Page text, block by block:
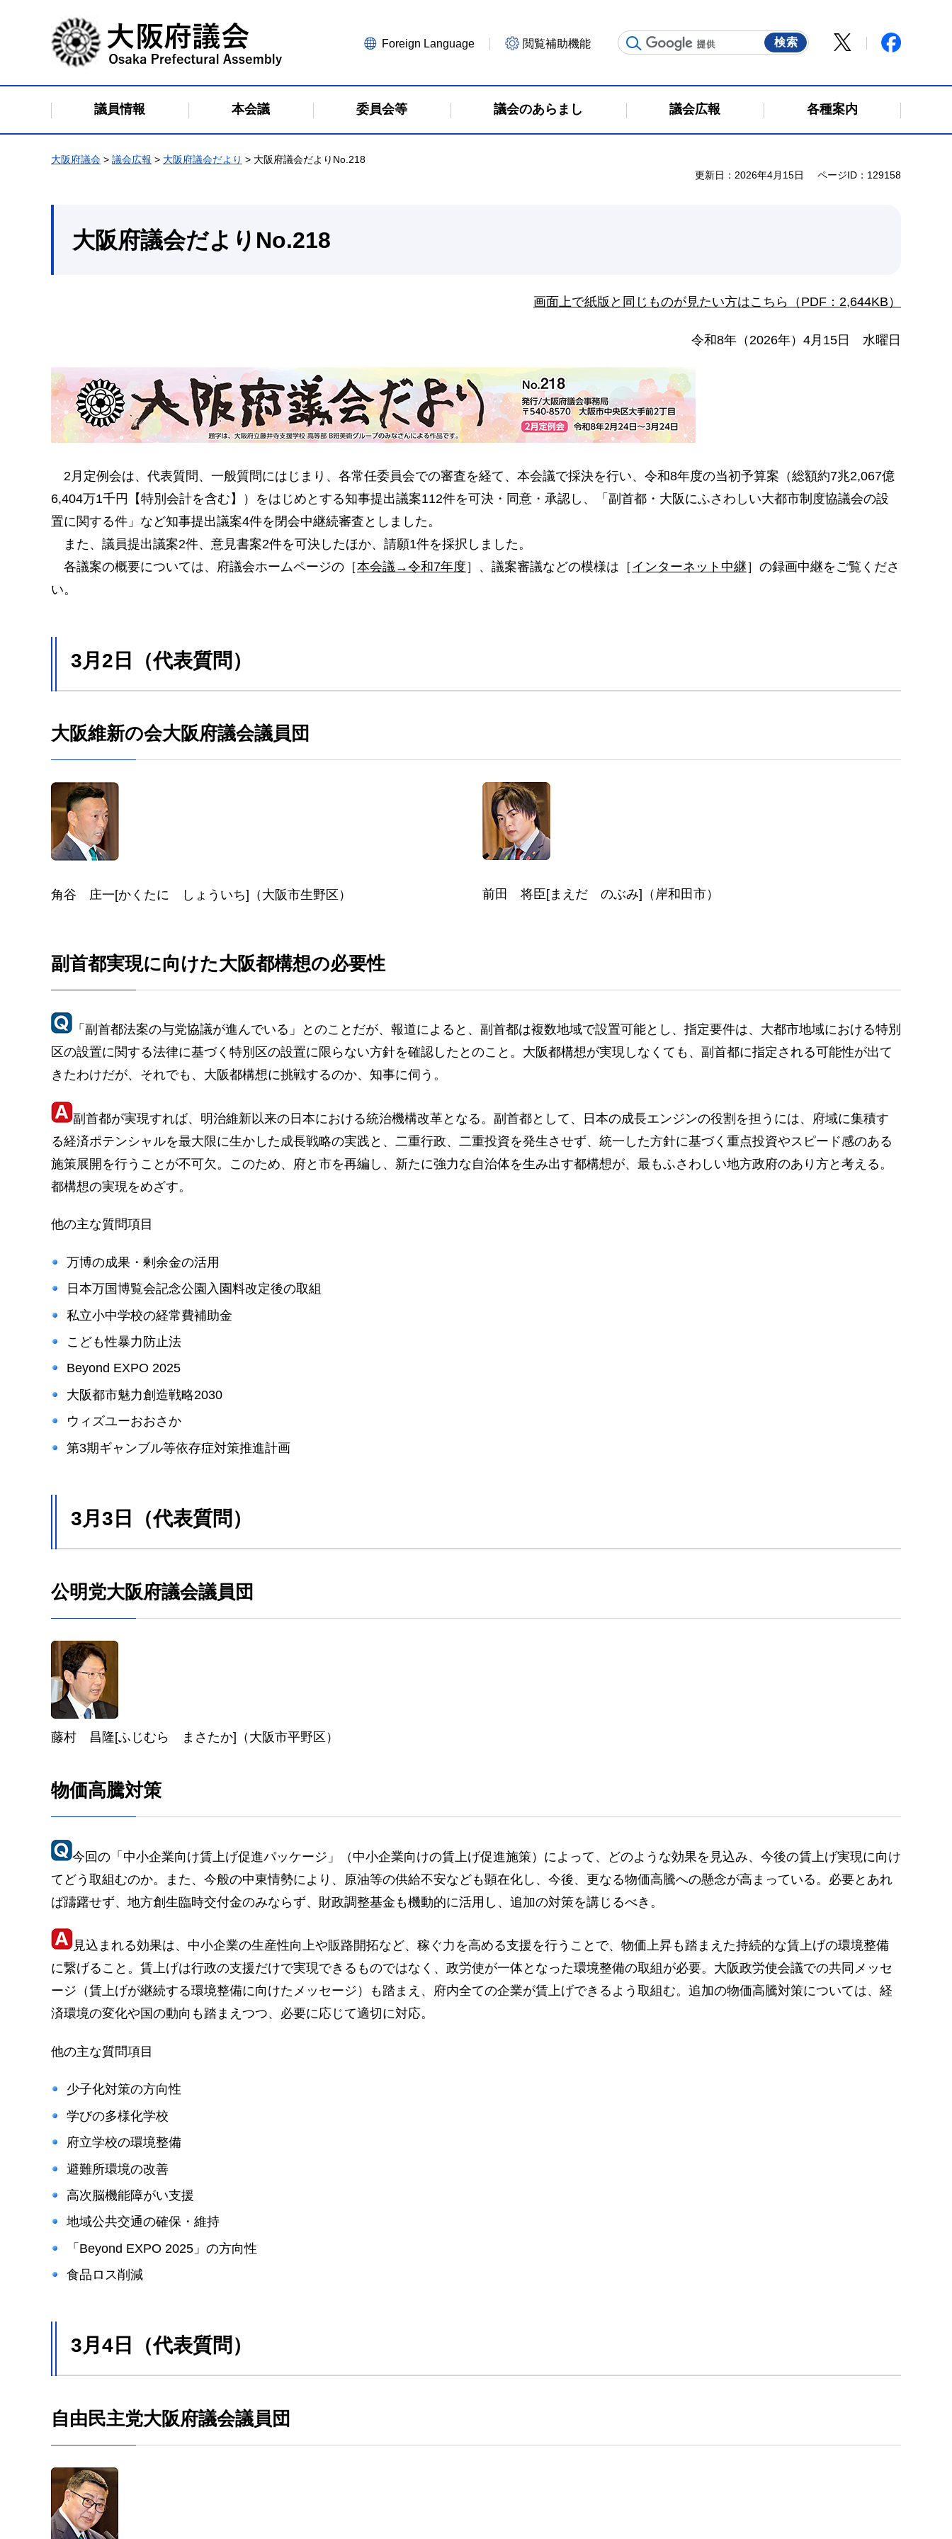
大阪府議会
Foreign Language 閲覧補助機能
議員情報 本会議 委員会等 議会のあらまし 議会広報 各種案内
大阪府議会 > 議会広報 > 大阪府議会だより > 大阪府議会だよりNo.218
更新日：2026年4月15日
ページID：129158
大阪府議会だよりNo.218
画面上で紙版と同じものが見たい方はこちら（PDF：2,644KB）
令和8年（2026年）4月15日 水曜日
2月定例会は、代表質問、一般質問にはじまり、各常任委員会での審査を経て、本会議で採決を行い、令和8年度の当初予算案（総額約7兆2,067億
6,404万1千円【特別会計を含む】）をはじめとする知事提出議案112件を可決・同意・承認し、「副首都・大阪にふさわしい大都市制度協議会の設
置に関する件」など知事提出議案4件を閉会中継続審査としました。
また、議員提出議案2件、意見書案2件を可決したほか、請願1件を採択しました。
各議案の概要については、府議会ホームページの［本会議→令和7年度］、議案審議などの模様は［ インターネット中継］の録画中継をご覧くださ
い。
3月2日（代表質問）
大阪維新の会大阪府議会議員団
角谷 庄一[かくたに しょういち]（大阪市生野区） 前田 将臣[まえだ のぶみ]（岸和田市）
副首都実現に向けた大阪都構想の必要性
「副首都法案の与党協議が進んでいる」とのことだが、報道によると、副首都は複数地域で設置可能とし、指定要件は、大都市地域における特別
区の設置に関する法律に基づく特別区の設置に限らない方針を確認したとのこと。大阪都構想が実現しなくても、副首都に指定される可能性が出て
きたわけだが、それでも、大阪都構想に挑戦するのか、知事に伺う。
副首都が実現すれば、明治維新以来の日本における統治機構改革となる。副首都として、日本の成長エンジンの役割を担うには、府域に集積す
る経済ポテンシャルを最大限に生かした成長戦略の実践と、二重行政、二重投資を発生させず、統一した方針に基づく重点投資やスピード感のある
施策展開を行うことが不可欠。このため、府と市を再編し、新たに強力な自治体を生み出す都構想が、最もふさわしい地方政府のあり方と考える。
都構想の実現をめざす。
他の主な質問項目
万博の成果・剰余金の活用
日本万国博覧会記念公園入園料改定後の取組
私立小中学校の経常費補助金
こども性暴力防止法
Beyond EXPO 2025
大阪都市魅力創造戦略2030
ウィズユーおおさか
第3期ギャンブル等依存症対策推進計画
3月3日（代表質問）
公明党大阪府議会議員団
藤村 昌隆[ふじむら まさたか]（大阪市平野区）
物価高騰対策
今回の「中小企業向け賃上げ促進パッケージ」（中小企業向けの賃上げ促進施策）によって、どのような効果を見込み、今後の賃上げ実現に向け
てどう取組むのか。また、今般の中東情勢により、原油等の供給不安なども顕在化し、今後、更なる物価高騰への懸念が高まっている。必要とあれ
ば躊躇せず、地方創生臨時交付金のみならず、財政調整基金も機動的に活用し、追加の対策を講じるべき。
見込まれる効果は、中小企業の生産性向上や販路開拓など、稼ぐ力を高める支援を行うことで、物価上昇も踏まえた持続的な賃上げの環境整備
に繋げること。賃上げは行政の支援だけで実現できるものではなく、政労使が一体となった環境整備の取組が必要。大阪政労使会議での共同メッセ
ージ（賃上げが継続する環境整備に向けたメッセージ）も踏まえ、府内全ての企業が賃上げできるよう取組む。追加の物価高騰対策については、経
済環境の変化や国の動向も踏まえつつ、必要に応じて適切に対応。
他の主な質問項目
少子化対策の方向性
学びの多様化学校
府立学校の環境整備
避難所環境の改善
高次脳機能障がい支援
地域公共交通の確保・維持
「Beyond EXPO 2025」の方向性
食品ロス削減
3月4日（代表質問）
自由民主党大阪府議会議員団